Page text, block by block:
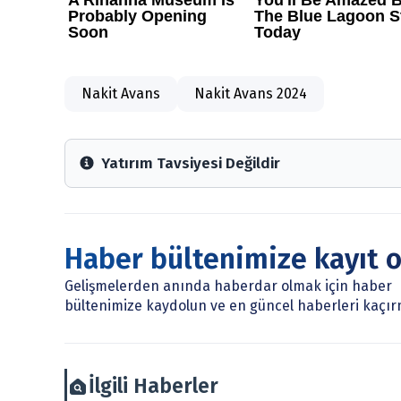
Nakit Avans Nakit Avans 2024
Yatırım Tavsiyesi Değildir
çerçevesinde sunulmaktadır.
Sitemizde bulunan bilgiler ve görüşler, sizin mali
burada yer alan bilgilere dayanarak, yatırım
Haber bültenimize kayıt
Gelişmelerden anında haberdar olmak için haber
bültenimize kaydolun ve en güncel haberleri
İlgili Haberler